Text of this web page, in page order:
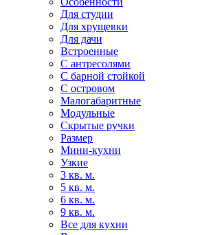
Для студии
Для хрущевки
Для дачи
Встроенные
С антресолями
С барной стойкой
С островом
Малогабаритные
Модульные
Скрытые ручки
Размер
Мини-кухни
Узкие
3 кв. м.
5 кв. м.
6 кв. м.
9 кв. м.
Все для кухни